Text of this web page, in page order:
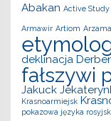
Abakan Active Study
Armawir Artiom
deklinacja
fałszywi
Jakuck
Krasnoarmiejsk
pokazowa języka